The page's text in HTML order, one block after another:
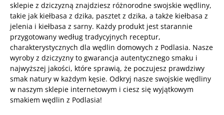
sklepie z dziczyzną znajdziesz różnorodne swojskie wędliny,
takie jak kiełbasa z dzika, pasztet z dzika, a także kiełbasa z
jelenia i kiełbasa z sarny. Każdy produkt jest starannie
przygotowany według tradycyjnych receptur,
charakterystycznych dla wędlin domowych z Podlasia. Nasze
wyroby z dziczyzny to gwarancja autentycznego smaku i
najwyższej jakości, które sprawią, że poczujesz prawdziwy
smak natury w każdym kęsie. Odkryj nasze swojskie wędliny
w naszym sklepie internetowym i ciesz się wyjątkowym
smakiem wędlin z Podlasia!